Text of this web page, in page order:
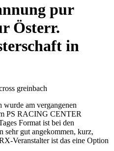
pur
Österr.
in
wurde am vergangenen
PS RACING CENTER
Format ist bei den
sehr gut angekommen, kurz,
Veranstalter ist das eine Option